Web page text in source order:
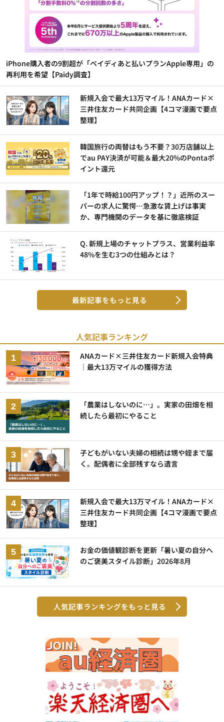
iPhone購入者の9割超が「ペイディあと払いプランApple専用」の
再利用を希望【Paidy調査】
新規入会で最大13万マイル！ANAカード×
三井住友カード共同企画【4コマ漫画で要点
整理】
韓国旅行の両替はもう不要？30万店舗以上
でau PAY決済が可能＆最大20%のPontaポ
イント還元
「1年で時給100円アップ！？」近所のスー
パーの求人に驚愕…急激な賃上げは事実
か、専門機関のデータを基に徹底検証
Q. 新規上場のチャットプラス、営業利益率
48%を生む3つの仕組みとは？
最新記事をもっと見る
人気記事ランキング
ANAカード×三井住友カード新規入会特典
｜最大13万マイルの獲得方法
「農業はしないのに…」。実家の田畑を相
続したら最初にやること
子どもがいない夫婦の相続は甥や姪まで届
く。配偶者に全部残すなら遺言
新規入会で最大13万マイル！ANAカード×
三井住友カード共同企画【4コマ漫画で要点
整理】
お金の価値観診断を更新「暑い夏の自分へ
のご褒美スタイル診断」2026年8月
人気記事ランキングをもっと見る